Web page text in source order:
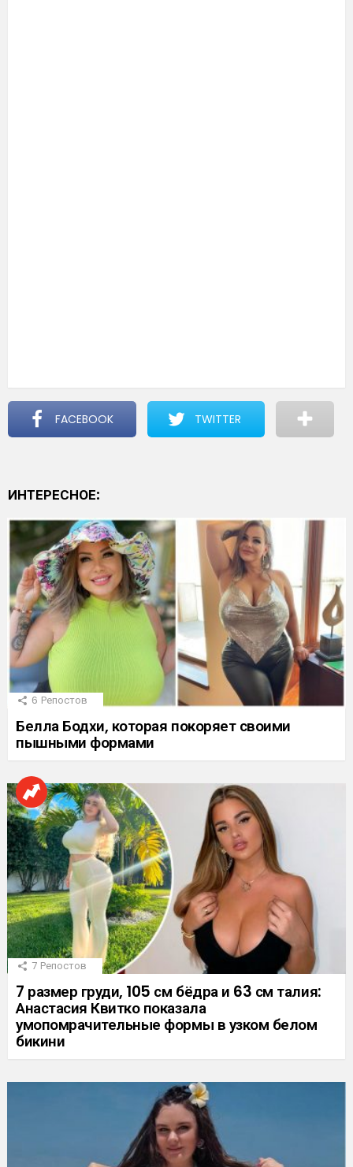
FACEBOOK TWITTER
ИНТЕРЕСНОЕ:
6 Репостов
Белла Бодхи, которая покоряет своими
пышными формами
7 Репостов
7 размер груди, 105 см бёдра и 63 см талия:
Анастасия Квитко показала
умопомрачительные формы в узком белом
бикини